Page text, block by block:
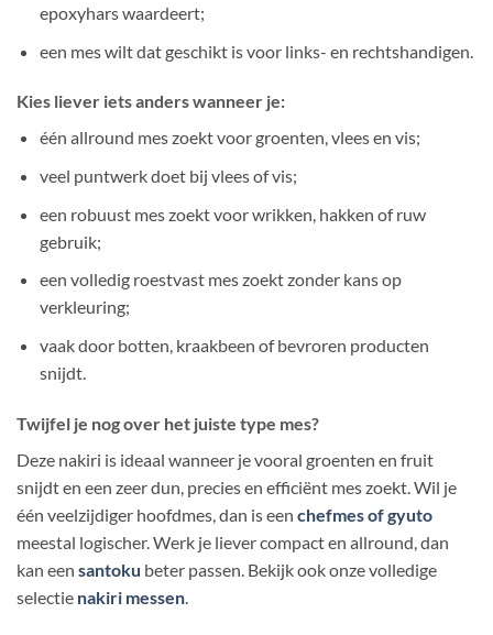
epoxyhars waardeert;
een mes wilt dat geschikt is voor links- en rechtshandigen.
Kies liever iets anders wanneer je:
één allround mes zoekt voor groenten, vlees en vis;
veel puntwerk doet bij vlees of vis;
een robuust mes zoekt voor wrikken, hakken of ruw
gebruik;
een volledig roestvast mes zoekt zonder kans op
verkleuring;
vaak door botten, kraakbeen of bevroren producten
snijdt.
Twijfel je nog over het juiste type mes?
Deze nakiri is ideaal wanneer je vooral groenten en fruit
snijdt en een zeer dun, precies en efficiënt mes zoekt. Wil je
één veelzijdiger hoofdmes, dan is een chefmes of gyuto
meestal logischer. Werk je liever compact en allround, dan
kan een santoku beter passen. Bekijk ook onze volledige
selectie nakiri messen